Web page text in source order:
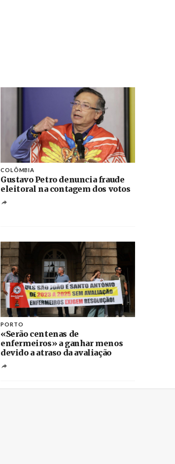
COLÔMBIA
Gustavo Petro denuncia fraude
eleitoral na contagem dos votos
PORTO
«Serão centenas de
enfermeiros» a ganhar menos
devido a atraso da avaliação